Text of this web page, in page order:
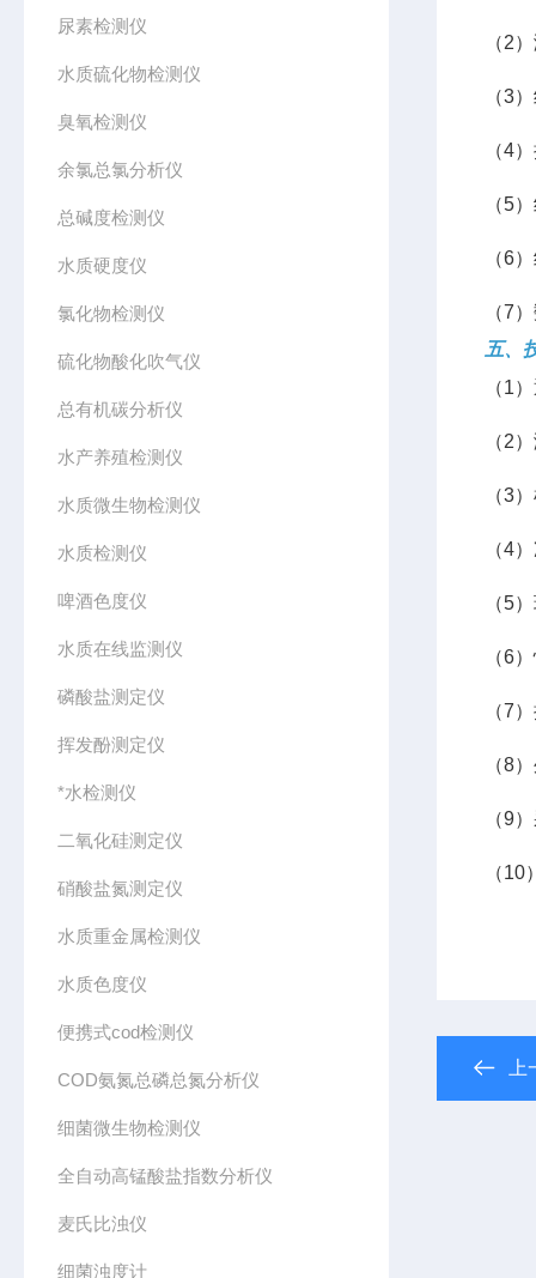
尿素检测仪
水质硫化物检测仪
臭氧检测仪
余氯总氯分析仪
总碱度检测仪
水质硬度仪
氯化物检测仪
硫化物酸化吹气仪
总有机碳分析仪
水产养殖检测仪
水质微生物检测仪
水质检测仪
啤酒色度仪
水质在线监测仪
磷酸盐测定仪
挥发酚测定仪
*水检测仪
二氧化硅测定仪
硝酸盐氮测定仪
水质重金属检测仪
水质色度仪
便携式cod检测仪
COD氨氮总磷总氮分析仪
细菌微生物检测仪
全自动高锰酸盐指数分析仪
麦氏比浊仪
细菌浊度计
（2
（3
（4
（5
（6
（7
五、
（1
（2
（3
（4
（5
（6
（7
（8
（9
（